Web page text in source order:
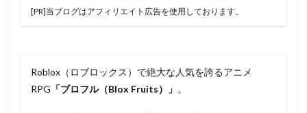
[PR]当ブログはアフィリエイト広告を使用しております。
Roblox（ロブロックス）で絶大な人気を誇るアニメ
RPG 「ブロフル（Blox Fruits）」 。